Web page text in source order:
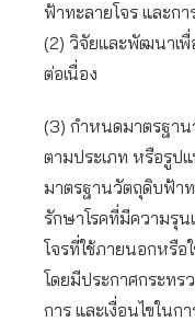
ฟ้าทะลายโจร และกา
(2) วิจัยและพัฒนาเพื่
ต่อเนื่อง
(3) กำหนดมาตรฐา
ตามประเภท หรือรูป
มาตรฐานวัตถุดิบฟ้าท
รักษาโรคที่มีความรุ
โจรที่ใช้ภายนอกหรือ
โดยมีประกาศกระท
การ และเงื่อนไขในก